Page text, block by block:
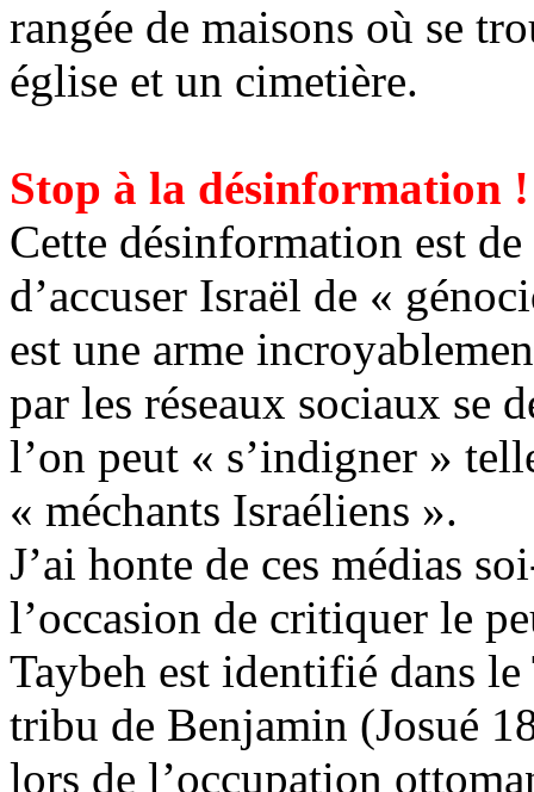
rangée de maisons où se
église et un cimetière.
Stop à la désinformation !
Cette désinformation est
d’accuser Israël de «
est une arme
par les réseaux sociaux se
l’on peut « s’indigner »
« méchants Israéliens ».
J’ai honte de ces médias
l’occasion de critiquer le
Taybeh est identifié dans le
tribu de Benjamin (Josué
lors de l’occupation